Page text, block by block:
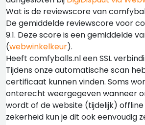
Wat is de reviewscore van
De gemiddelde reviewscore voor
9.1. Deze score is een gemiddelde
(webwinkelkeur).
Heeft comfyballs.nl een SSL
Tijdens onze automatische scan
certificaat kunnen vinden. Soms
onterecht weergegeven wanneer
wordt of de website (tijdelijk) offline
zekerheid kun je dit ook eenvoudig